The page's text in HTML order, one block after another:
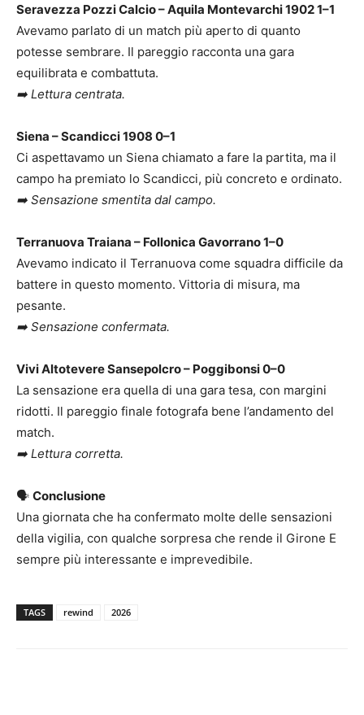
Seravezza Pozzi Calcio – Aquila Montevarchi 1902 1–1
Avevamo parlato di un match più aperto di quanto
potesse sembrare. Il pareggio racconta una gara
equilibrata e combattuta.
➡️ Lettura centrata.
Siena – Scandicci 1908 0–1
Ci aspettavamo un Siena chiamato a fare la partita, ma il
campo ha premiato lo Scandicci, più concreto e ordinato.
➡️ Sensazione smentita dal campo.
Terranuova Traiana – Follonica Gavorrano 1–0
Avevamo indicato il Terranuova come squadra difficile da
battere in questo momento. Vittoria di misura, ma
pesante.
➡️ Sensazione confermata.
Vivi Altotevere Sansepolcro – Poggibonsi 0–0
La sensazione era quella di una gara tesa, con margini
ridotti. Il pareggio finale fotografa bene l’andamento del
match.
➡️ Lettura corretta.
🗣️ Conclusione
Una giornata che ha confermato molte delle sensazioni
della vigilia, con qualche sorpresa che rende il Girone E
sempre più interessante e imprevedibile.
TAGS rewind 2026